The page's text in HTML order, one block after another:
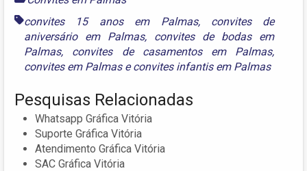
convites 15 anos em Palmas, convites de
aniversário em Palmas, convites de bodas em
Palmas, convites de casamentos em Palmas,
convites em Palmaseconvites infantis em Palmas
Pesquisas Relacionadas
Whatsapp Gráfica Vitória
Suporte Gráfica Vitória
Atendimento Gráfica Vitória
SAC Gráfica Vitória